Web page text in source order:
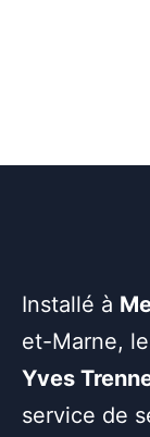
Installé à
et-Marne,
Yves
service de